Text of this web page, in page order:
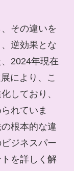
その違いを
逆効果とな
2024年現在
により、こ
しており、
れていま
根本的な違
ジネスパー
を詳しく解